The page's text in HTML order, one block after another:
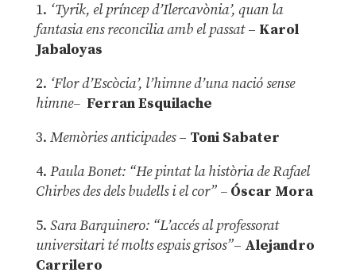
1. ‘Tyrik, el príncep d’Ilercavònia’, quan la
fantasia ens reconcilia amb el passat– Karol
Jabaloyas
2. ‘Flor d’Escòcia’, l’himne d’una nació sense
himne– Ferran Esquilache
3. Memòries anticipades– Toni Sabater
4. Paula Bonet: “He pintat la història de Rafael
Chirbes des dels budells i el cor” –Óscar Mora
5. Sara Barquinero: “L’accés al professorat
universitari té molts espais grisos”– Alejandro
Carrilero